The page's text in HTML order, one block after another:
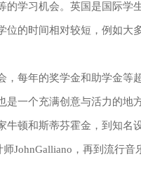
习机会。英国是国际学生
的时间相对较短，例如大
每年的奖学金和助学金等超
一个充满创意与活力的地方
顿和斯蒂芬霍金，到知名
JohnGalliano，再到流行音